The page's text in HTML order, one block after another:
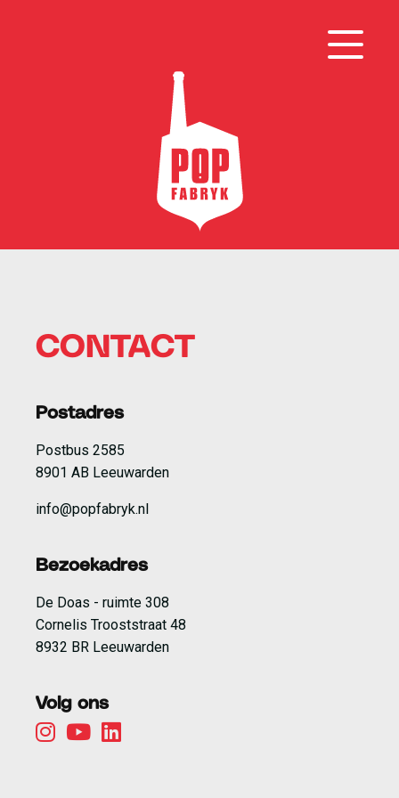
CONTACT
Postadres
Postbus 2585
8901 AB Leeuwarden
info@popfabryk.nl
Bezoekadres
De Doas - ruimte 308
Cornelis Trooststraat 48
8932 BR Leeuwarden
Volg ons